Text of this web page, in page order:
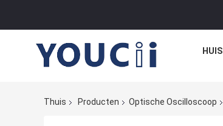
HUIS
Thuis Producten Optische Oscilloscoop